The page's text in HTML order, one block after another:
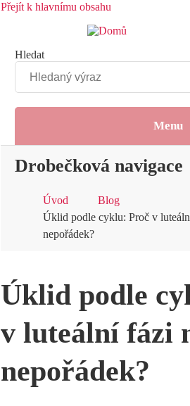
Přejít k hlavnímu obsahu
Hledat
Menu
Drobečková navigace
Úvod
Blog
Úklid podle cyklu: Proč v
nepořádek?
Úklid podle
v luteální fázi
nepořádek?